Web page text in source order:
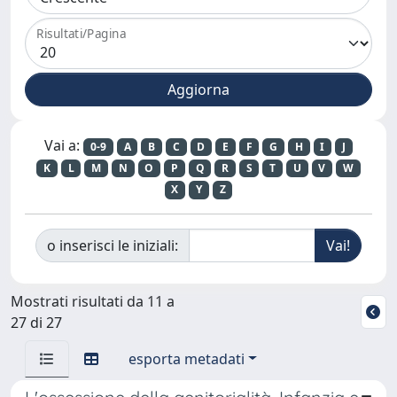
Risultati/Pagina
Vai a: 0-9 A B C D E F G H I
J
K
L M N O P Q R S T U V
W
X
Y Z
o inserisci le iniziali:
Mostrati risultati da 11 a
27 di 27
esporta metadati